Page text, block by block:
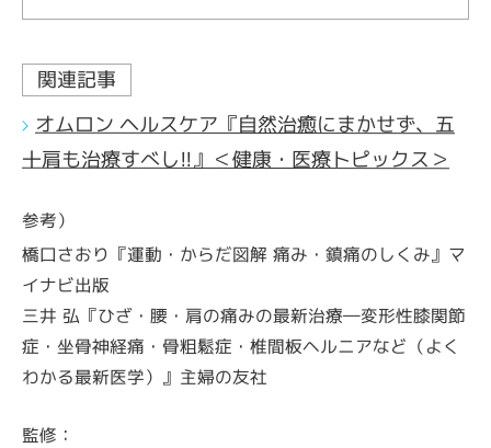
関連記事
オムロン ヘルスケア『自然治癒にまかせず、五
十肩も治療すべし!!』＜健康・医療トピックス＞
参考）
橋口さおり『運動・からだ図解 痛み・鎮痛のしくみ』マ
イナビ出版
三井 弘『ひざ・腰・肩の痛みの最新治療―変形性膝関節
症・坐骨神経痛・骨粗鬆症・椎間板ヘルニアなど（よく
わかる最新医学）』主婦の友社
監修：